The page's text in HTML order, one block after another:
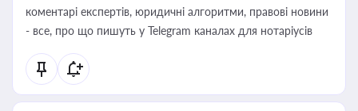
коментарі експертів, юридичні алгоритми, правові новини
- все, про що пишуть у Telegram каналах для нотаріусів